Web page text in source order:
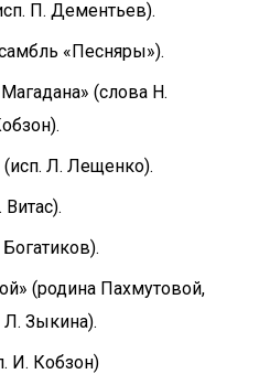
П. Дементьев).
«Песняры»).
(слова Н.
Л. Лещенко).
(родина Пахмутовой,
Л. Зыкина).
И. Кобзон)